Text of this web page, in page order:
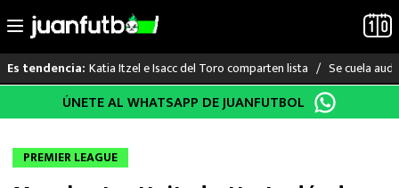
al
Es tendencia: Katia Itzel e Isacc del Toro comparten lista Se cuela
LO ÚLTIMO
LIGA MX
ÚNETE AL WHATSAPP DE JUANFUTBOL
PREMIER LEAGUE